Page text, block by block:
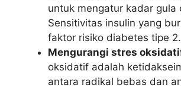
untuk mengatur kadar gula
Sensitivitas insulin yang
faktor risiko diabetes tipe 2.
Mengurangi stres
oksidatif adalah
antara radikal bebas dan